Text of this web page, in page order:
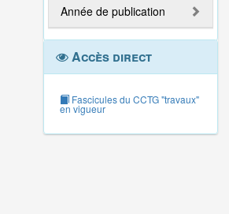
Année de publication
Accès direct
Fascicules du CCTG "travaux"
en vigueur